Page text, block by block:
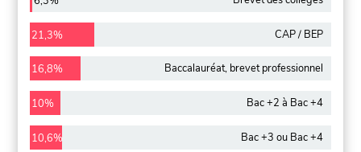
21,3% CAP / BEP
16,8% Baccalauréat, brevet professionnel
10% Bac +2 à Bac +4
10,6% Bac +3 ou Bac +4